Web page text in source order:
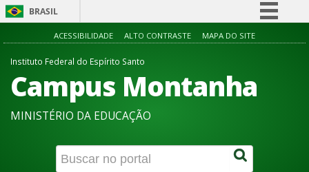
BRASIL
Simplifique!
Participe
Acesso à informação
Canais
ACESSIBILIDADE ALTO CONTRASTE MAPA DO SITE
Instituto Federal do Espírito Santo
Campus Montanha
MINISTÉRIO DA EDUCAÇÃO